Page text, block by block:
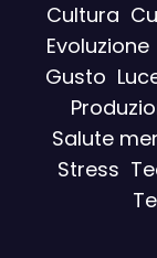
Cultura
Evoluzione
Gusto
Salute
Stress